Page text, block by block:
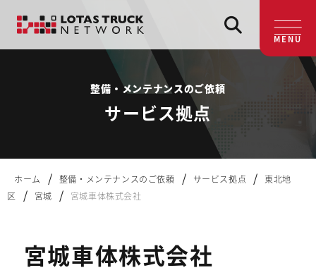
MENU
整備・メンテナンスのご依頼
サービス拠点
ホーム / 整備・メンテナンスのご依頼 / サービス拠点 /
東北地
区
/ 宮城 / 宮城車体株式会社
宮城車体株式会社